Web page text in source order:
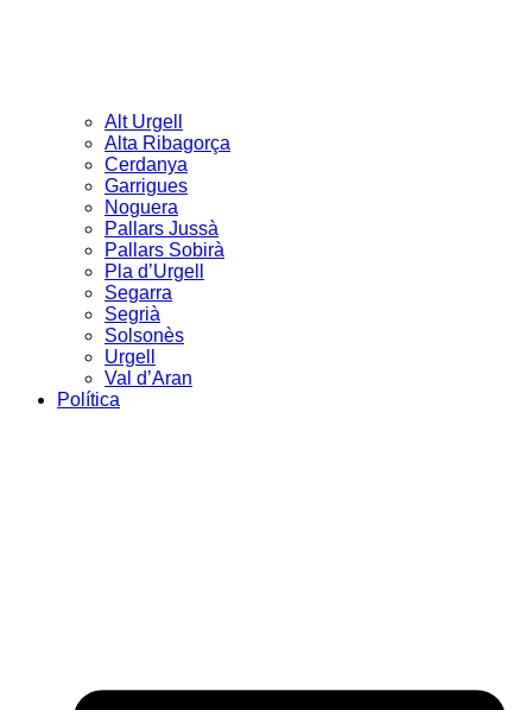
Alt Urgell
Alta Ribagorça
Cerdanya
Garrigues
Noguera
Pallars Jussà
Pallars Sobirà
Pla d’Urgell
Segarra
Segrià
Solsonès
Urgell
Val d’Aran
Política